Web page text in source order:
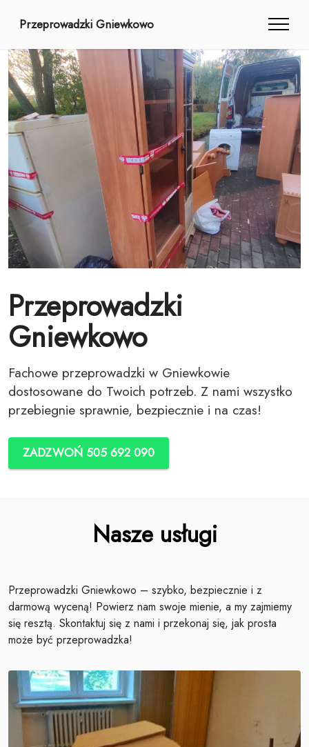
Przeprowadzki Gniewkowo
Przeprowadzki
Gniewkowo
Fachowe przeprowadzki w Gniewkowie
dostosowane do Twoich potrzeb. Z nami wszystko
przebiegnie sprawnie, bezpiecznie i na czas!
ZADZWOŃ 505 692 090
Nasze usługi
Przeprowadzki Gniewkowo – szybko, bezpiecznie i z
darmową wyceną! Powierz nam swoje mienie, a my zajmiemy
się resztą. Skontaktuj się z nami i przekonaj się, jak prosta
może być przeprowadzka!